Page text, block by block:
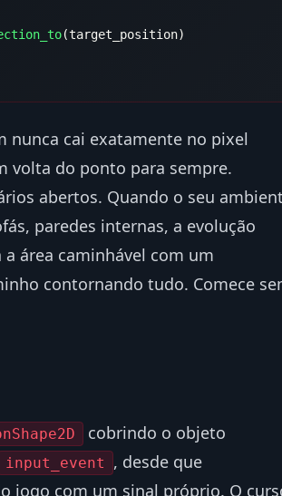
nunca cai exatamente no pixel
volta do ponto para sempre.
abertos. Quando o seu
paredes internas, a evolução
a área caminhável com um
contornando tudo. Comece
cobrindo o objeto
input_event , desde que
jogo com um sinal próprio. O